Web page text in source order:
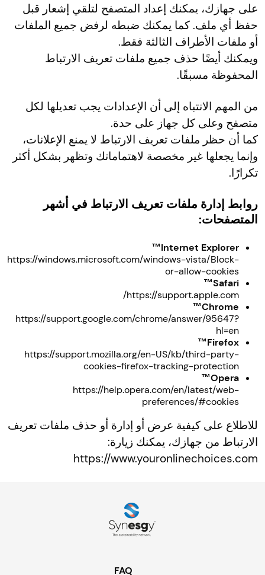
على جهازك، يمكنك إعداد المتصفح لتلقي إشعار قبل
حفظ أي ملف. كما يمكنك ضبطه لرفض جميع الملفات
أو ملفات الأطراف الثالثة فقط.
ويمكنك أيضًا حذف جميع ملفات تعريف الارتباط
المحفوظة مسبقًا.
من المهم الانتباه إلى أن الإعدادات يجب تعديلها لكل
متصفح وعلى كل جهاز على حدة.
كما أن حظر ملفات تعريف الارتباط لا يمنع الإعلانات،
وإنما يجعلها غير مخصصة لاهتماماتك وتظهر بشكل أكثر
تكرارًا.
روابط إدارة ملفات تعريف الارتباط في أشهر
المتصفحات:
Internet Explorer™
https://windows.microsoft.com/windows-vista/Block-
or-allow-cookies
Safari™
https://support.apple.com/
Chrome™
https://support.google.com/chrome/answer/95647?
hl=en
Firefox™
https://support.mozilla.org/en-US/kb/third-party-
cookies-firefox-tracking-protection
Opera™
https://help.opera.com/en/latest/web-
preferences/#cookies
للاطلاع على كيفية عرض أو إدارة أو حذف ملفات تعريف
الارتباط من جهازك، يمكنك زيارة:
https://www.youronlinechoices.com
FAQ